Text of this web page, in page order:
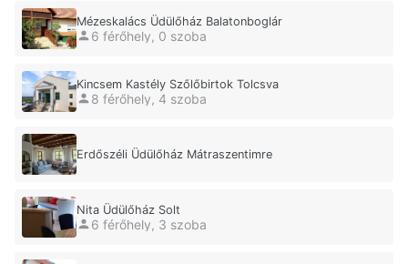
Mézeskalács Üdülőház Balatonboglár
6 férőhely, 0 szoba
Kincsem Kastély Szőlőbirtok Tolcsva
8 férőhely, 4 szoba
Erdőszéli Üdülőház Mátraszentimre
Nita Üdülőház Solt
6 férőhely, 3 szoba